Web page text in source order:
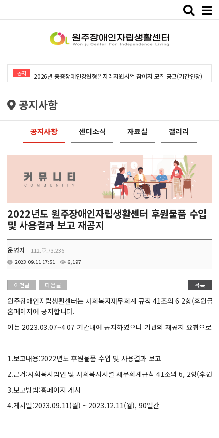
Toggle
공지
2026년 중증장애인강원형일자리지원사업「창작예술 작품전시회」개최
2026년 중증장애인강원형일자리지원사업 참여자 모집 공고(기간연장)
2026년 중증장애인동료상담사업 동료상담가 모집공고
2026년 중증장애인강원형일자리지원사업 참여자 모집 공고(기간연장)
2026년 원주장애인자립생활센터 사회복지사 채용공고
2026년 중증장애인동료상담사업 동료상담가 모집공고
2026년 중증장애인강원형일자리사업 참여자 모집 공고
공지사항
공지사항 센터소식 자료실 갤러리
2022년도 원주장애인자립생활센터 후원물품 수입
및 사용결과 보고 재공지
운영자
112.♡.73.236
2023.09.11 17:51
6,197
이전글 다음글 목록
원주장애인자립생활센터는 사회복지재무회계 규칙 41조의 6 2항(후원
홈페이지에 공지합니다.
이는 2023.03.07~4.07 기간내에 공지하였으나 기관의 재공지 요청으로
1.보고내용:2022년도 후원물품 수입 및 사용결과 보고
2.근거:사회복지법인 및 사회복지시설 재무회계규칙 41조의 6, 2항(후원
3.보고방법:홈페이지 게시
4.게시일:2023.09.11(월) ~ 2023.12.11(월), 90일간